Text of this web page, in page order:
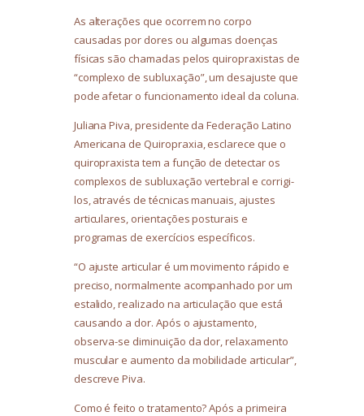
As alterações que ocorrem no corpo
causadas por dores ou algumas doenças
físicas são chamadas pelos quiropraxistas de
“complexo de subluxação”, um desajuste que
pode afetar o funcionamento ideal da coluna.
Juliana Piva, presidente da Federação Latino
Americana de Quiropraxia, esclarece que o
quiropraxista tem a função de detectar os
complexos de subluxação vertebral e corrigi-
los, através de técnicas manuais, ajustes
articulares, orientações posturais e
programas de exercícios específicos.
“O ajuste articular é um movimento rápido e
preciso, normalmente acompanhado por um
estalido, realizado na articulação que está
causando a dor. Após o ajustamento,
observa-se diminuição da dor, relaxamento
muscular e aumento da mobilidade articular”,
descreve Piva.
Como é feito o tratamento? Após a primeira